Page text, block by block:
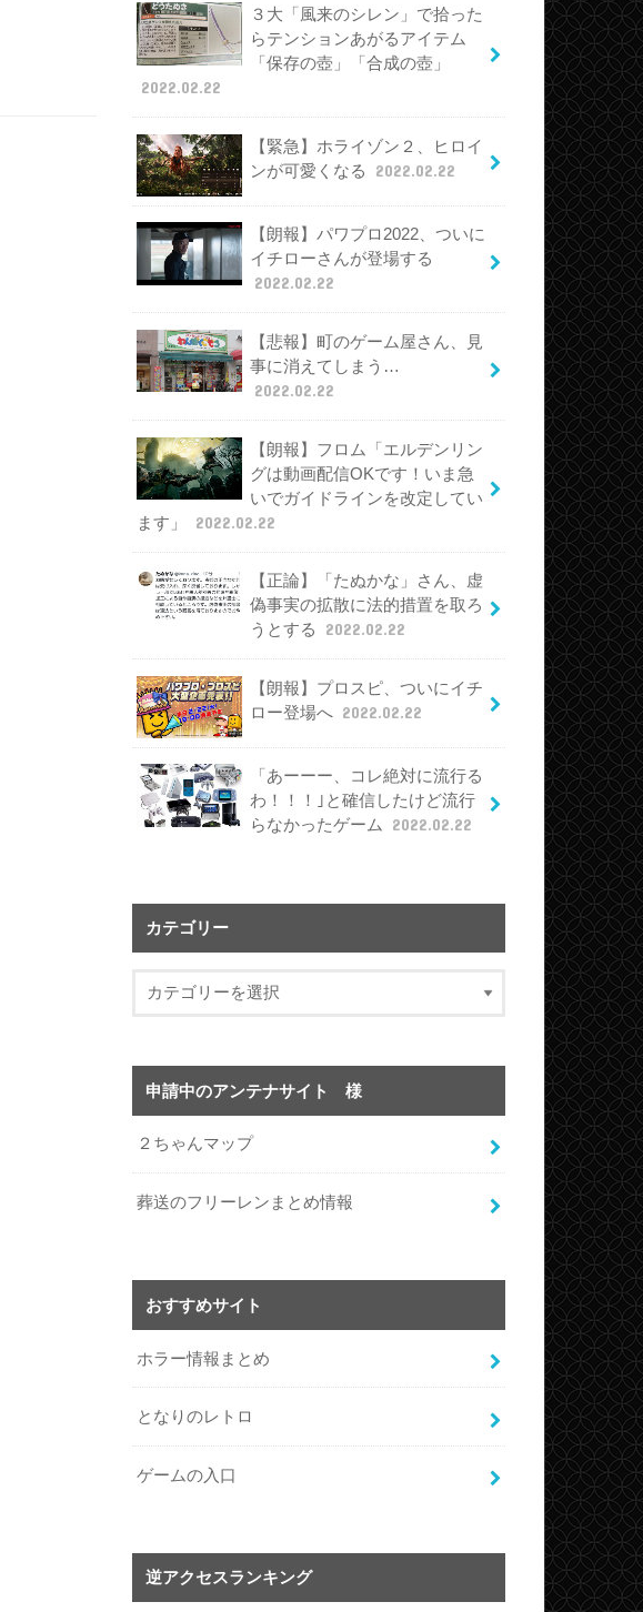
３大「風来のシレン」で拾った
らテンションあがるアイテム
「保存の壺」「合成の壺」
2022.02.22
【緊急】ホライゾン２、ヒロイ
ンが可愛くなる
2022.02.22
【朗報】パワプロ2022、ついに
イチローさんが登場する
2022.02.22
【悲報】町のゲーム屋さん、見
事に消えてしまう…
2022.02.22
【朗報】フロム「エルデンリン
グは動画配信OKです！いま急
いでガイドラインを改定してい
ます」
2022.02.22
【正論】「たぬかな」さん、虚
偽事実の拡散に法的措置を取ろ
うとする
2022.02.22
【朗報】プロスピ、ついにイチ
ロー登場へ 2022.02.22
「あーーー、コレ絶対に流行る
わ！！！｣と確信したけど流行
らなかったゲーム
2022.02.22
カテゴリー
申請中のアンテナサイト 様
２ちゃんマップ
葬送のフリーレンまとめ情報
おすすめサイト
ホラー情報まとめ
となりのレトロ
ゲームの入口
逆アクセスランキング